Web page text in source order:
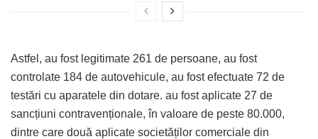
Astfel, au fost legitimate 261 de persoane, au fost
controlate 184 de autovehicule, au fost efectuate 72 de
testări cu aparatele din dotare. au fost aplicate 27 de
sancțiuni contravenționale, în valoare de peste 80.000,
dintre care două aplicate societăților comerciale din